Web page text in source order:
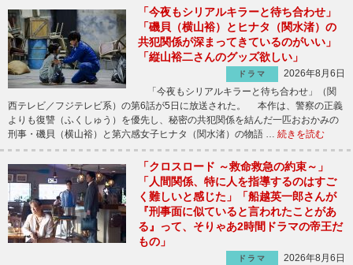
「今夜もシリアルキラーと待ち合わせ」
「磯貝（横山裕）とヒナタ（関水渚）の
共犯関係が深まってきているのがいい」
「縦山裕二さんのグッズ欲しい」
ドラマ
2026年8月6日
「今夜もシリアルキラーと待ち合わせ」（関
西テレビ／フジテレビ系）の第6話が5日に放送された。 本作は、警察の正義
よりも復讐（ふくしゅう）を優先し、秘密の共犯関係を結んだ一匹おおかみの
刑事・磯貝（横山裕）と第六感女子ヒナタ（関水渚）の物語 … 続きを読む
「クロスロード ～救命救急の約束～」
「人間関係、特に人を指導するのはすご
く難しいと感じた」「船越英一郎さんが
『刑事面に似ていると言われたことがあ
る』って、そりゃあ2時間ドラマの帝王だ
もの」
ドラマ
2026年8月6日